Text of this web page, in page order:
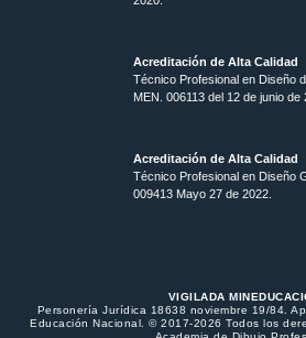
Acreditación de Alta Calidad
Técnico Profesional en Diseño
MEN. 006113 del 12 de junio de
Acreditación de Alta Calidad
Técnico Profesional en Diseño
009413 Mayo 27 de 2022.
VIGILADA
Personería Jurídica 18638 noviembre 19/84.
Educación Nacional. © 2017-2026 Todos los